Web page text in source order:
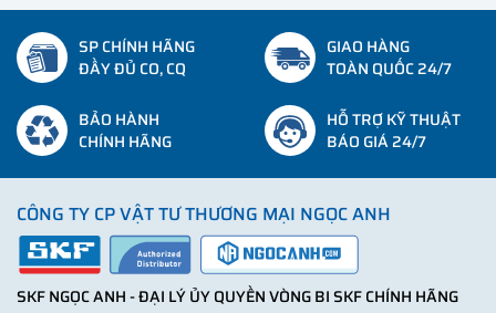
SP CHÍNH HÃNG
ĐẦY ĐỦ CO, CQ
GIAO HÀNG
TOÀN QUỐC 24/7
BẢO HÀNH
CHÍNH HÃNG
HỖ TRỢ KỸ THUẬT
BÁO GIÁ 24/7
CÔNG TY CP VẬT TƯ THƯƠNG MẠI NGỌC ANH
SKF NGỌC ANH - ĐẠI LÝ ỦY QUYỀN VÒNG BI SKF CHÍNH HÃNG